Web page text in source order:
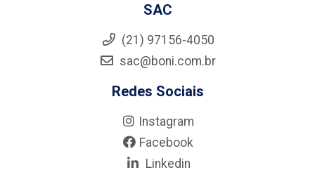
SAC
(21) 97156-4050
sac@boni.com.br
Redes Sociais
Instagram
Facebook
Linkedin